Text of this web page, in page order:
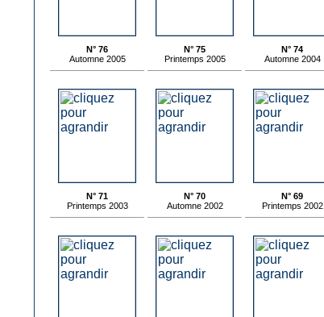
N° 76
Automne 2005
N° 75
Printemps 2005
N° 74
Automne 2004
N° 71
Printemps 2003
N° 70
Automne 2002
N° 69
Printemps 2002